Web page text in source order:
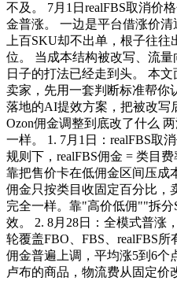
不及。 7月1日realFBS取消价
金普涨。 一边是平台借涨价
上百SKU却不出单，根子往往
位。 当成本结构被改写、流
日子的打法已经走到头。 本
卖家，先用一套判断标准帮你
落地的AI提效方案，把被改写
Ozon佣金调整到底改了什么
一样。 1. 7月1日：realFBS取
规则下，realFBS佣金 = 类目
靠把售价卡在低佣金区间压成
佣金只按类目收固定百分比，
完全一样。靠"高价低佣""拆
效。 2. 8月28日：全模式普涨
轮覆盖FBO、FBS、realFBS
佣金普遍上调，平均涨5到6个
卢布的商品，物流费从固定价